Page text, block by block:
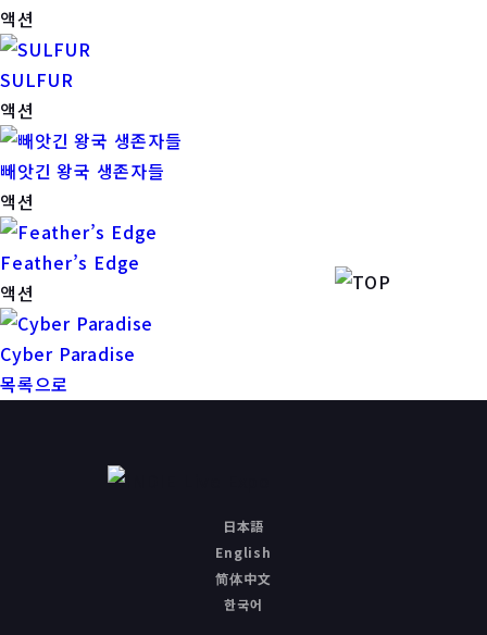
액션
SULFUR
액션
빼앗긴 왕국 생존자들
액션
Feather’s Edge
액션
Cyber Paradise
목록으로
日本語
English
简体中文
한국어